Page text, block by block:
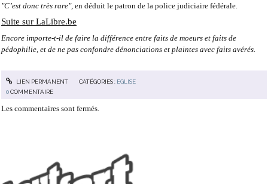
"C’est donc très rare", en déduit le patron de la police judiciaire fédérale.
Suite sur LaLibre.be
Encore importe-t-il de faire la différence entre faits de moeurs et faits de
pédophilie, et de ne pas confondre dénonciations et plaintes avec faits avérés.
LIEN PERMANENT CATÉGORIES : EGLISE
0COMMENTAIRE
Les commentaires sont fermés.